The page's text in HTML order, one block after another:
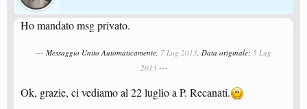
Ho mandato msg privato.
--- Messaggio Unito Automaticamente, 7 Lug 2013, Data originale: 5 Lug
2013 ---
Ok, grazie, ci vediamo al 22 luglio a P. Recanati.